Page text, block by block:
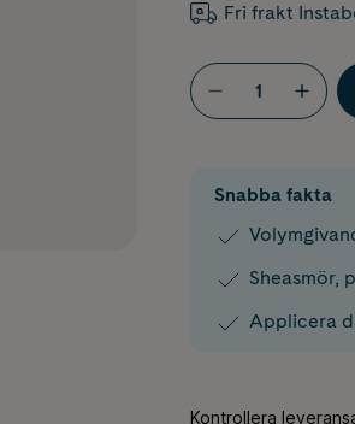
Fri frakt
Snabba fakta
Sheasmör,
Applicera